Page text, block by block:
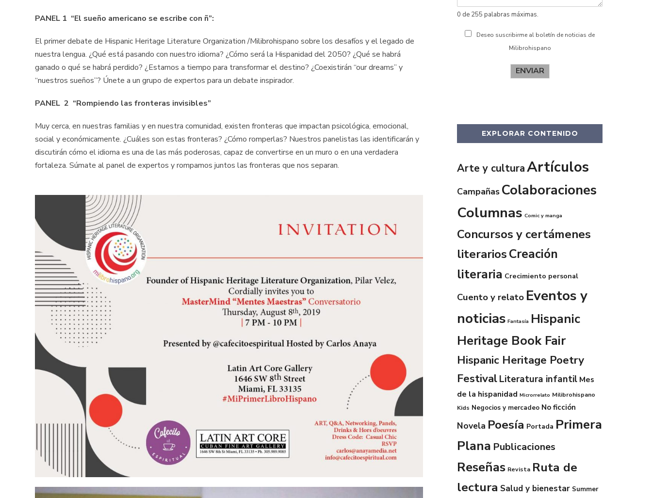
PANEL 1 “El sueño americano se escribe con ñ”:
El primer debate de Hispanic Heritage Literature Organization /Milibrohispano sobre los desafíos y el legado de
nuestra lengua. ¿Qué está pasando con nuestro idioma? ¿Cómo será la Hispanidad del 2050? ¿Qué se habrá
ganado o qué se habrá perdido? ¿Estamos a tiempo para transformar el destino? ¿Coexistirán “our dreams” y
“nuestros sueños”? Únete a un grupo de expertos para un debate inspirador.
PANEL 2 “Rompiendo las fronteras invisibles”
Muy cerca, en nuestras familias y en nuestra comunidad, existen fronteras que impactan psicológica, emocional,
social y económicamente. ¿Cuáles son estas fronteras? ¿Cómo romperlas? Nuestros panelistas las identificarán y
discutirán cómo el idioma es una de las más poderosas, capaz de convertirse en un muro o en una verdadera
fortaleza. Súmate al panel de expertos y rompamos juntos las fronteras que nos separan.
0 de 255 palabras máximas.
Deseo suscribirme al boletín de noticias de
Milibrohispano
ENVIAR
EXPLORAR CONTENIDO
Arte y culturaArtículos
Campañas Colaboraciones
Columnas Comic y manga
Concursos y certámenes
literariosCreación
literaria Crecimiento personal
Cuento y relato Eventos y
noticias Fantasía Hispanic
Heritage Book Fair
Hispanic Heritage Poetry
FestivalLiteratura infantil Mes
de la hispanidad Microrrelato Milibrohispano
Kids Negocios y mercadeo No ficción
Novela Poesía Portada Primera
Plana Publicaciones
Reseñas Revista Ruta de
lectura Salud y bienestar Summer